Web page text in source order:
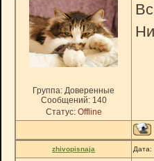
Группа: Доверенные
Сообщений: 140
Статус: Offline
zhivopisnaja